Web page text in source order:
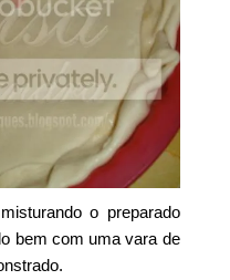
o preparado
bem com uma vara de